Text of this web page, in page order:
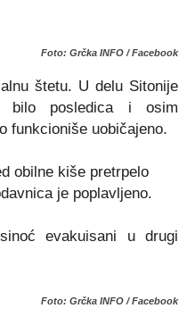
Foto: Grčka INFO / Facebook
štetu. U delu Sitonije
bilo posledica i osim
funkcioniše uobičajeno.
obilne kiše pretrpelo
je poplavljeno.
evakuisani u drugi
Foto: Grčka INFO / Facebook